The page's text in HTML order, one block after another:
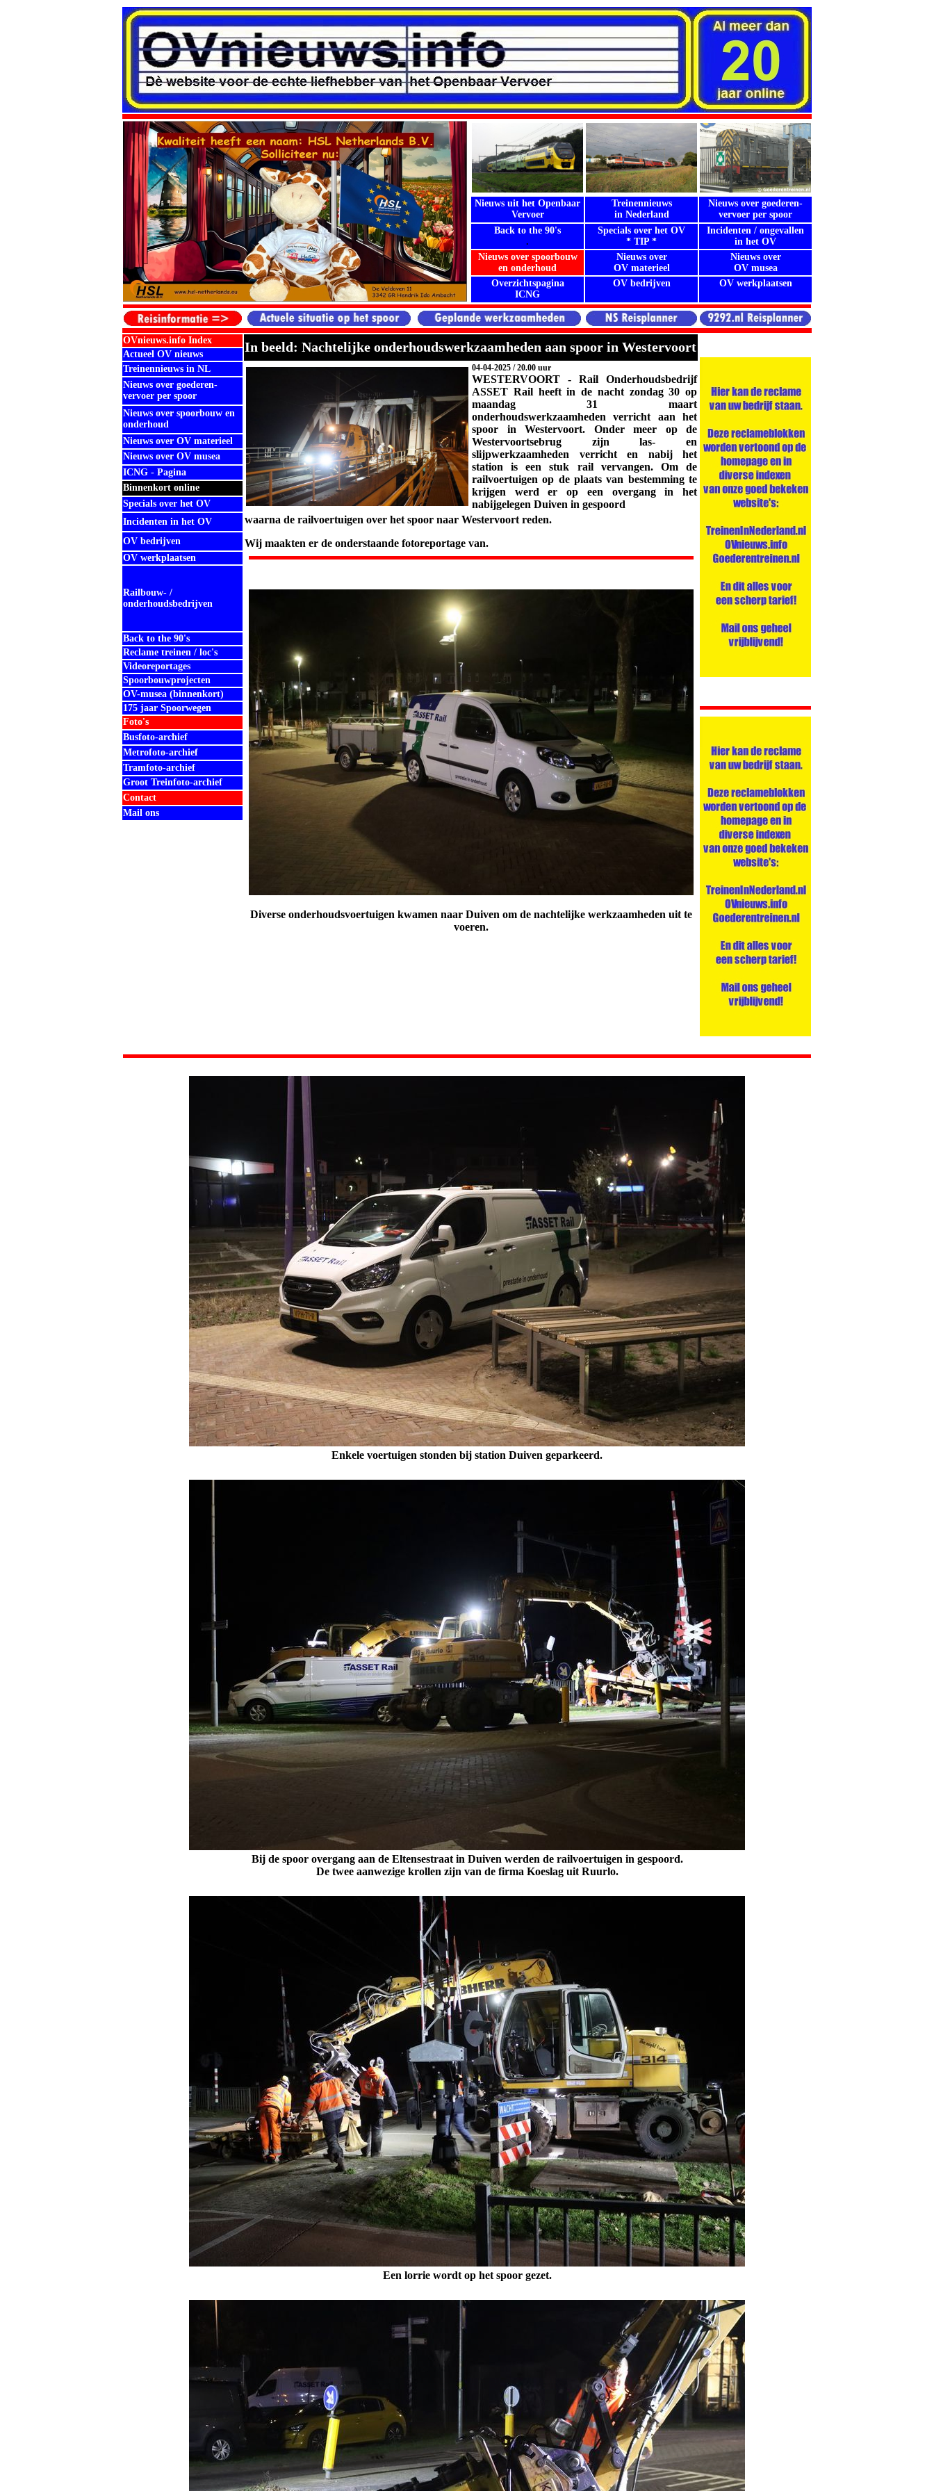
Nieuws uit het Openbaar
Vervoer
Treinennieuws
in Nederland
Nieuws over goederen-
vervoer per spoor
Back to the 90's
.
Specials over het OV
* TIP *
Incidenten / ongevallen
in het OV
Nieuws over spoorbouw
en onderhoud
Nieuws over
OV materieel
Nieuws over
OV musea
Overzichtspagina
ICNG
OV bedrijven
OV werkplaatsen
OVnieuws.info Index In beeld: Nachtelijke onderhoudswerkzaamheden aan spoor in Westervoort
Actueel OV nieuws
Treinennieuws in NL
04-04-2025 / 20.00 uur
WESTERVOORT - Rail Onderhoudsbedrijf
ASSET Rail heeft in de nacht zondag 30 op
maandag 31 maart
onderhoudswerkzaamheden verricht aan het
spoor in Westervoort. Onder meer op de
Westervoortsebrug zijn las- en
slijpwerkzaamheden verricht en nabij het
station is een stuk rail vervangen. Om de
railvoertuigen op de plaats van bestemming te
krijgen werd er op een overgang in het
nabijgelegen Duiven in gespoord
Nieuws over goederen-
vervoer per spoor
Nieuws over spoorbouw en
onderhoud
Nieuws over OV materieel
Nieuws over OV musea
ICNG - Pagina
Binnenkort online
Specials over het OV
Incidenten in het OV
waarna de railvoertuigen over het spoor naar Westervoort reden.
Wij maakten er de onderstaande fotoreportage van.
OV bedrijven
OV werkplaatsen
Railbouw- /
onderhoudsbedrijven
Back to the 90's
Reclame treinen / loc's
Videoreportages
Spoorbouwprojecten
OV-musea (binnenkort)
175 jaar Spoorwegen
Foto's
Busfoto-archief
Metrofoto-archief
Tramfoto-archief
Groot Treinfoto-archief
Contact
Mail ons
Diverse onderhoudsvoertuigen kwamen naar Duiven om de nachtelijke werkzaamheden uit te
voeren.
Enkele voertuigen stonden bij station Duiven geparkeerd.
Bij de spoor overgang aan de Eltensestraat in Duiven werden de railvoertuigen in gespoord.
De twee aanwezige krollen zijn van de firma Koeslag uit Ruurlo.
Een lorrie wordt op het spoor gezet.